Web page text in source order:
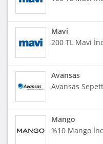
Mavi
200 TL Mavi
Avansas
Avansas
Mango
%10 Mango